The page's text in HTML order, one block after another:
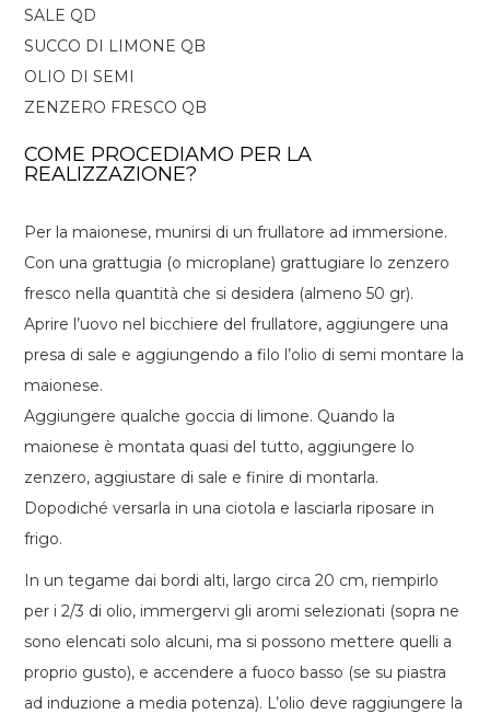
SALE QD
SUCCO DI LIMONE QB
OLIO DI SEMI
ZENZERO FRESCO QB
COME PROCEDIAMO PER LA
REALIZZAZIONE?
Per la maionese, munirsi di un frullatore ad immersione.
Con una grattugia (o microplane) grattugiare lo zenzero
fresco nella quantità che si desidera (almeno 50 gr).
Aprire l’uovo nel bicchiere del frullatore, aggiungere una
presa di sale e aggiungendo a filo l’olio di semi montare la
maionese.
Aggiungere qualche goccia di limone. Quando la
maionese è montata quasi del tutto, aggiungere lo
zenzero, aggiustare di sale e finire di montarla.
Dopodiché versarla in una ciotola e lasciarla riposare in
frigo.
In un tegame dai bordi alti, largo circa 20 cm, riempirlo
per i 2/3 di olio, immergervi gli aromi selezionati (sopra ne
sono elencati solo alcuni, ma si possono mettere quelli a
proprio gusto), e accendere a fuoco basso (se su piastra
ad induzione a media potenza). L’olio deve raggiungere la